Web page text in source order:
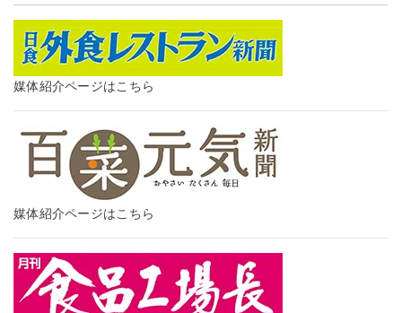
媒体紹介ページはこちら
媒体紹介ページはこちら